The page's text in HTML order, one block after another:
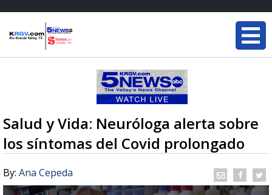
Salud y Vida: Neuróloga alerta sobre
los síntomas del Covid prolongado
By: Ana Cepeda